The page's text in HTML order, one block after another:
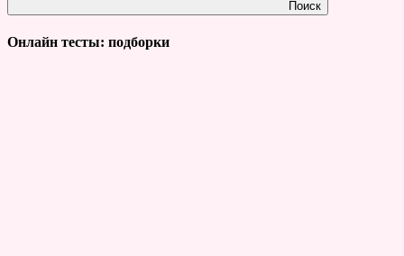
Поиск
Онлайн тесты: подборки